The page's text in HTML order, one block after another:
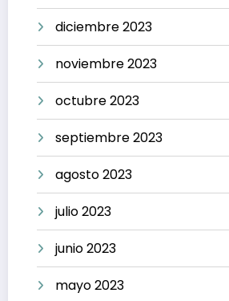
diciembre 2023
noviembre 2023
octubre 2023
septiembre 2023
agosto 2023
julio 2023
junio 2023
mayo 2023